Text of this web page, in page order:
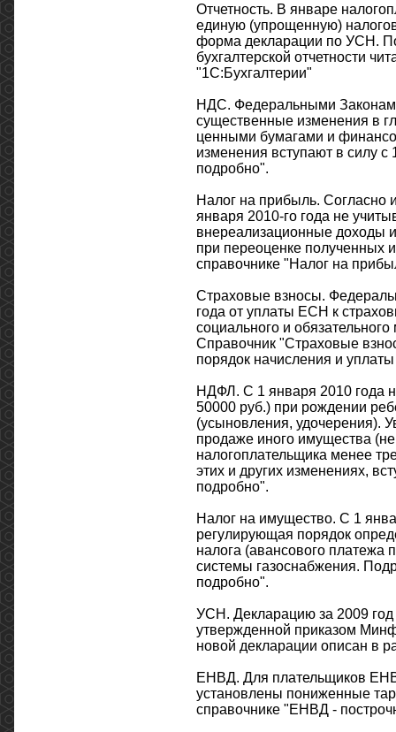
Отчетность. В январе
единую (упрощенную)
форма декларации по УСН.
бухгалтерской отчетности
"1С:Бухгалтерии"
НДС. Федеральными
существенные изменения в
ценными бумагами и
изменения вступают в силу
подробно".
Налог на прибыль. Согласно
января 2010-го года не
внереализационные доходы
при переоценке полученных
справочнике "Налог на
Страховые взносы.
года от уплаты ЕСН к
социального и
Справочник "Страховые
порядок начисления и
НДФЛ. С 1 января 2010 года
50000 руб.) при рождении
(усыновления, удочерения).
продаже иного имущества
налогоплательщика менее
этих и других изменениях,
подробно".
Налог на имущество. С 1
регулирующая порядок
налога (авансового платежа
системы газоснабжения.
подробно".
УСН. Декларацию за 2009
утвержденной приказом
новой декларации описан в
ЕНВД. Для плательщиков
установлены пониженные
справочнике "ЕНВД -